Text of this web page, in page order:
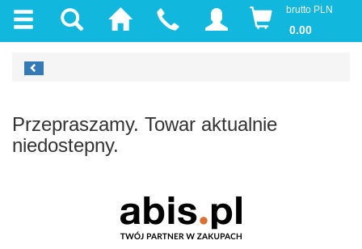
brutto PLN
0.00
Przepraszamy. Towar aktualnie
niedostepny.